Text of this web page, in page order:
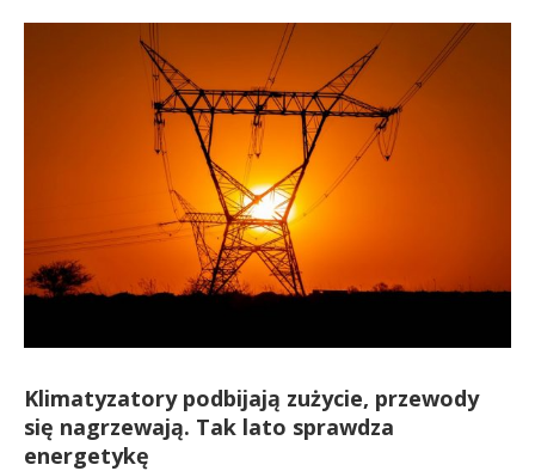
Klimatyzatory podbijają zużycie, przewody
się nagrzewają. Tak lato sprawdza
energetykę